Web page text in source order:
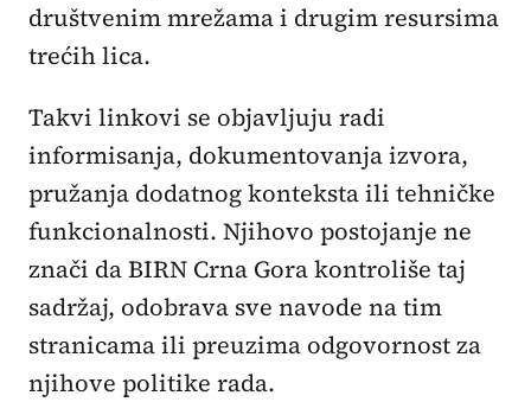
društvenim mrežama i drugim resursima
trećih lica.
Takvi linkovi se objavljuju radi
informisanja, dokumentovanja izvora,
pružanja dodatnog konteksta ili tehničke
funkcionalnosti. Njihovo postojanje ne
znači da BIRN Crna Gora kontroliše taj
sadržaj, odobrava sve navode na tim
stranicama ili preuzima odgovornost za
njihove politike rada.